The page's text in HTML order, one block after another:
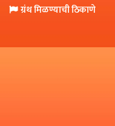
ग्रंथ मिळण्याची ठिकाणे